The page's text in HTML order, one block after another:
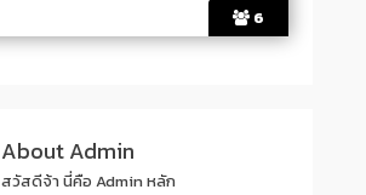
6
About Admin
สวัสดีจ้า นี่คือ Admin หลัก